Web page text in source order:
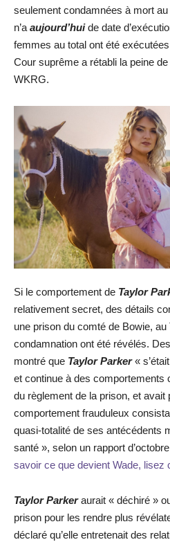
seulement condamnées à mort au
n’a aujourd’huide date
femmes au total ont été
Cour suprême a rétabli la peine
WKRG.
Si le comportement de Taylor
relativement secret, des détails
une prison du comté de Bowie,
condamnation ont été révélés.
montré que Taylor Parker«
et continue à des comportements
du règlement de la prison, et avait
comportement frauduleux
quasi-totalité de ses antécédents
santé », selon un rapport
savoir ce que devient Wade, lisez
Taylor Parkeraurait « déchiré »
prison pour les rendre plus
déclaré qu’elle entretenait des